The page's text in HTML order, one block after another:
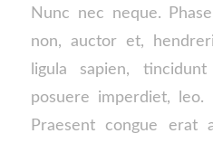
Nunc nec neque.
non, auctor et,
ligula sapien,
posuere imperdiet, leo.
Praesent congue erat